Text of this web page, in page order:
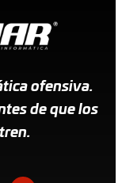
ofensiva.
de que los